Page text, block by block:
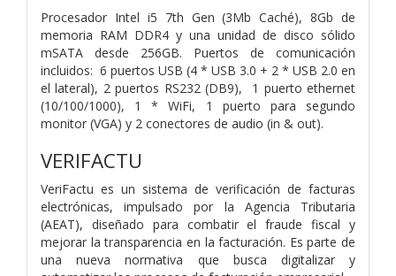
Procesador Intel i5 7th Gen (3Mb Caché), 8Gb de
memoria RAM DDR4 y una unidad de disco sólido
mSATA desde 256GB. Puertos de comunicación
incluidos: 6 puertos USB (4 * USB 3.0 + 2 * USB 2.0 en
el lateral), 2 puertos RS232 (DB9), 1 puerto ethernet
(10/100/1000), 1 * WiFi, 1 puerto para segundo
monitor (VGA) y 2 conectores de audio (in & out).
VERIFACTU
VeriFactu es un sistema de verificación de facturas
electrónicas, impulsado por la Agencia Tributaria
(AEAT), diseñado para combatir el fraude fiscal y
mejorar la transparencia en la facturación. Es parte de
una nueva normativa que busca digitalizar y